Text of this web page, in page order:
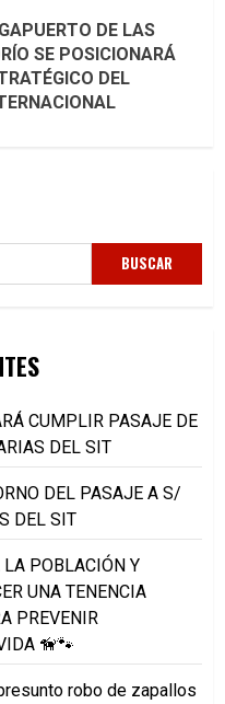
DE LAS
SE POSICIONARÁ
DEL
BUSCAR
CUMPLIR PASAJE DE
DEL SIT
DEL PASAJE A S/
DEL SIT
LA POBLACIÓN Y
UNA TENENCIA
PREVENIR
🦮🐾
robo de zapallos